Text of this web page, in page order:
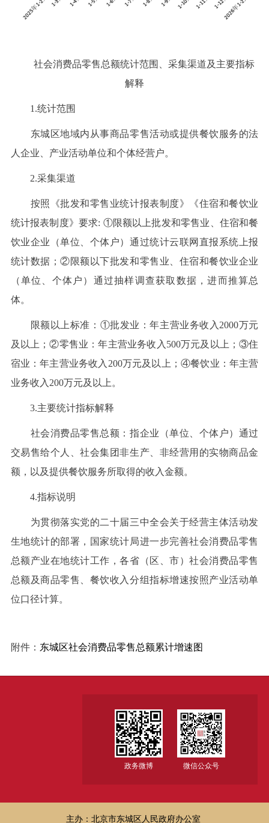
社会消费品零售总额统计范围、采集渠道及主要指标
解释
1.统计范围
东城区地域内从事商品零售活动或提供餐饮服务的法
人企业、产业活动单位和个体经营户。
2.采集渠道
按照《批发和零售业统计报表制度》《住宿和餐饮业
统计报表制度》要求: ①限额以上批发和零售业、住宿和餐
饮业企业（单位、个体户）通过统计云联网直报系统上报
统计数据；②限额以下批发和零售业、住宿和餐饮业企业
（单位、个体户）通过抽样调查获取数据，进而推算总
体。
限额以上标准：①批发业：年主营业务收入2000万元
及以上；②零售业：年主营业务收入500万元及以上；③住
宿业：年主营业务收入200万元及以上；④餐饮业：年主营
业务收入200万元及以上。
3.主要统计指标解释
社会消费品零售总额：指企业（单位、个体户）通过
交易售给个人、社会集团非生产、非经营用的实物商品金
额，以及提供餐饮服务所取得的收入金额。
4.指标说明
为贯彻落实党的二十届三中全会关于经营主体活动发
生地统计的部署，国家统计局进一步完善社会消费品零售
总额产业在地统计工作，各省（区、市）社会消费品零售
总额及商品零售、餐饮收入分组指标增速按照产业活动单
位口径计算。
附件： 东城区社会消费品零售总额累计增速图
政务微博 微信公众号
主办：北京市东城区人民政府办公室